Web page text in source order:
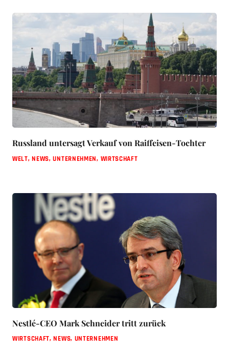
Russland untersagt Verkauf von Raiffeisen-Tochter
WELT,NEWS,UNTERNEHMEN, WIRTSCHAFT
Nestlé-CEO Mark Schneider tritt zurück
WIRTSCHAFT,NEWS, UNTERNEHMEN